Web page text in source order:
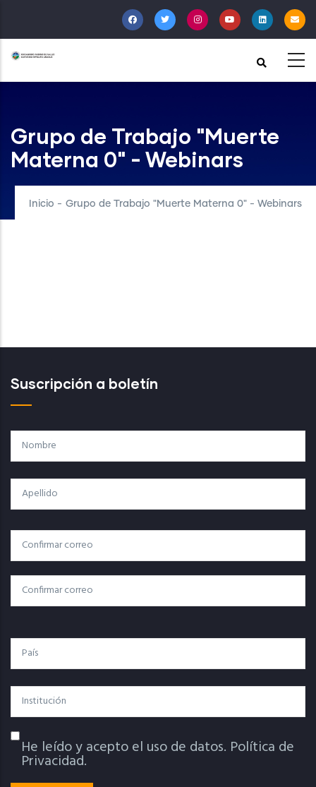
al
contenido
principal
Grupo de Trabajo "Muerte
Materna 0" - Webinars
Inicio - Grupo de Trabajo "Muerte Materna 0" - Webinars
Suscripción a boletín
Nombre
Apellido
Correo
Electrónico
Correo Electrónico
Confirmar Correo
País
Institución
Política De Privacidad
He leído y acepto el uso de datos. Política de
Privacidad.